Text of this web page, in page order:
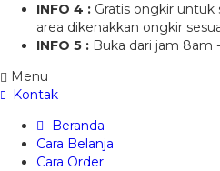
INFO 4 : Gratis ongkir untuk
area dikenakkan ongkir
INFO 5 : Buka dari jam 8am
Menu
Kontak
Beranda
Cara Belanja
Cara Order